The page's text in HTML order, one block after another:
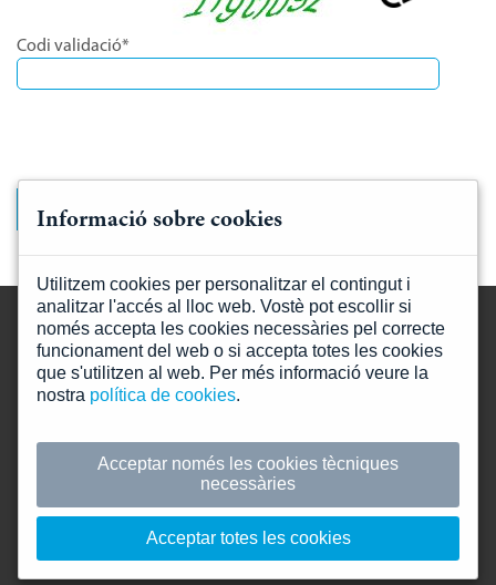
Drets:Accedir, retificar, i suprimir dades, així com la resta que
Codi validació*
Mapa web
Política de cookies
Informació sobre cookies
Utilitzem cookies per personalitzar el contingut i
analitzar l'accés al lloc web. Vostè pot escollir si
només accepta les cookies necessàries pel correcte
funcionament del web o si accepta totes les cookies
que s'utilitzen al web. Per més informació veure la
nostra política de cookies.
Acceptar només les cookies tècniques
necessàries
Acceptar totes les cookies